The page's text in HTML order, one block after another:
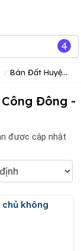
Bán Đất Huyện Gò Công Đông Tỉnh Tiền Giang
Đông -
được cập nhật
4